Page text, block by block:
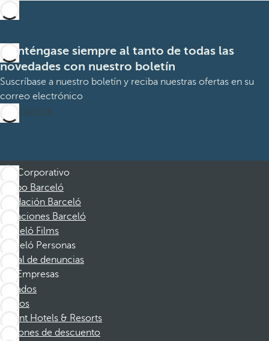
Manténgase siempre al tanto de todas las
novedades con nuestro boletín
Suscríbase a nuestro boletín y reciba nuestras ofertas en su
correo electrónico
Suscribirme
Corporativo
Grupo Barceló
Fundación Barceló
Vacaciones Barceló
Barceló Films
Barceló Personas
Canal de denuncias
Empresas
Afiliados
Socios
Dorint Hotels & Resorts
Cupones de descuento